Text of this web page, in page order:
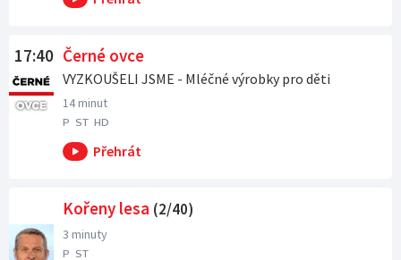
17:40 Černé ovce
VYZKOUŠELI JSME - Mléčné výrobky pro děti
14 minut
P ST HD
Kořeny lesa (2/40)
3 minuty
P ST